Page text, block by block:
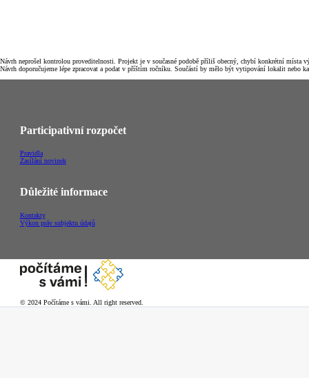
Návrh neprošel kontrolou proveditelnosti. Projekt je v současné podobě příliš obecný, chybí konkrétní místa
Návrh doporučujeme lépe zpracovat a podat v příštím ročníku. Součástí by mělo být vytipování lokalit nebo
Participativní rozpočet
Pravidla
Zasílání novinek
Důležité informace
Kontakty
Výkon práv subjektu údajů
© 2024 Počítáme s vámi. All right reserved.